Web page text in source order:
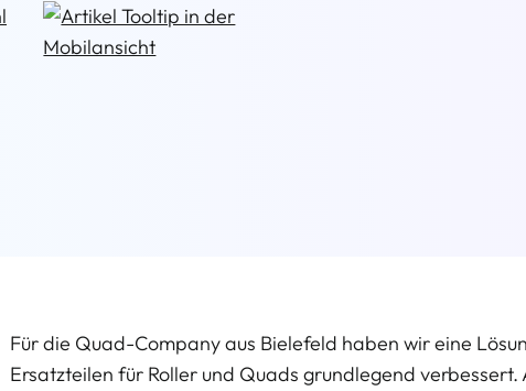
Für die Quad-Company aus Bielefeld haben wir eine
Ersatzteilen für Roller und Quads grundlegend